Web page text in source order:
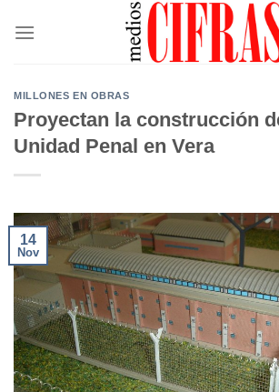
MILLONES EN OBRAS
Proyectan la construcción
Unidad Penal en Vera
14
Nov